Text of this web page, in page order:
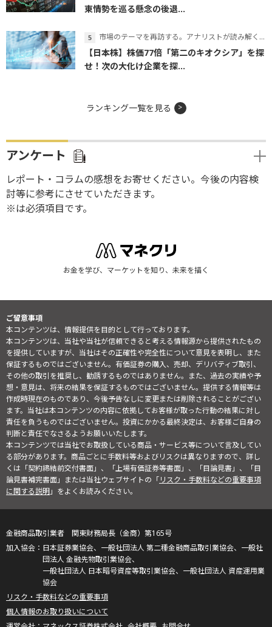
東情勢を巡る懸念の後退...
市場のテーマを再訪する。アナリストが読み解くテーマの本質
【日本株】株価77倍「第二のキオクシア」を探
せ！次の大化け企業を探...
ランキング一覧を見る
アンケート
レポート・コラムの感想をお寄せください。今後の内容検
討等に参考にさせていただきます。
※は必須項目です。
お金を学び、マーケットを知り、未来を描く
ご留意事項
本コンテンツは、情報提供を目的として行っております。
本コンテンツは、当社や当社が信頼できると考える情報源から提供されたもの
を提供していますが、当社はその正確性や完全性について意見を表明し、また
保証するものではございません。有価証券の購入、売却、デリバティブ取引、
その他の取引を推奨し、勧誘するものではありません。また、過去の実績や予
想・意見は、将来の結果を保証するものではございません。提供する情報等は
作成時現在のものであり、今後予告なしに変更または削除されることがござい
ます。当社は本コンテンツの内容に依拠してお客様が取った行動の結果に対し
責任を負うものではございません。投資にかかる最終決定は、お客様ご自身の
判断と責任でなさるようお願いいたします。
本コンテンツでは当社でお取扱している商品・サービス等について言及してい
る部分があります。商品ごとに手数料等およびリスクは異なりますので、詳し
くは「契約締結前交付書面」、「上場有価証券等書面」、「目論見書」、「目
論見書補完書面」または当社ウェブサイトの「リスク・手数料などの重要事項
に関する説明」をよくお読みください。
金融商品取引業者 関東財務局長（金商）第165号
日本証券業協会、一般社団法人 第二種金融商品取引業協会、一般社
団法人 金融先物取引業協会、
一般社団法人 日本暗号資産等取引業協会、一般社団法人 資産運用業
協会
リスク・手数料などの重要事項
個人情報のお取り扱いについて